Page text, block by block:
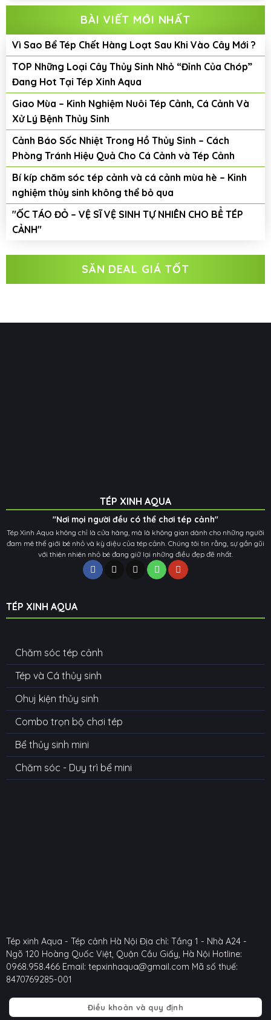
BÀI VIẾT MỚI NHẤT
Vì Sao Bể Tép Chết Hàng Loạt Sau Khi Vào Cây Mới ?
TOP Những Loại Cây Thủy Sinh Nhỏ “Đỉnh Của Chóp”
Đang Hot Tại Tép Xinh Aqua
Giao Mùa – Kinh Nghiệm Nuôi Tép Cảnh, Cá Cảnh Và
Xử Lý Bệnh Thủy Sinh
Cảnh Báo Sốc Nhiệt Trong Hồ Thủy Sinh – Cách
Phòng Tránh Hiệu Quả Cho Cá Cảnh và Tép Cảnh
Bí kíp chăm sóc tép cảnh và cá cảnh mùa hè – Kinh
nghiệm thủy sinh không thể bỏ qua
"ỐC TÁO ĐỎ – VỆ SĨ VỆ SINH TỰ NHIÊN CHO BỂ TÉP
CẢNH"
SĂN DEAL GIÁ TỐT
TÉP XINH AQUA
"Nơi mọi người đều có thể chơi tép cảnh"
Tép Xinh Aqua không chỉ là cửa hàng, mà là không gian dành cho những người
đam mê thế giới bé nhỏ và kỳ diệu của tép cảnh. Chúng tôi tin rằng, sự gần gũi
với thiên nhiên nhỏ bé đang giữ lại những điều đẹp đẽ nhất.
TÉP XINH AQUA
Chăm sóc tép cảnh
Tép và Cá thủy sinh
Ohuj kiện thủy sinh
Combo trọn bộ chơi tép
Bể thủy sinh mini
Chăm sóc - Duy trì bể mini
Tép xinh Aqua - Tép cảnh Hà Nội Địa chỉ: Tầng 1 - Nhà A24 -
Ngõ 120 Hoàng Quốc Việt, Quận Cầu Giấy, Hà Nội Hotline:
0968.958.466 Email: tepxinhaqua@gmail.com Mã số thuế:
8470769285-001
Điều khoản và quy định